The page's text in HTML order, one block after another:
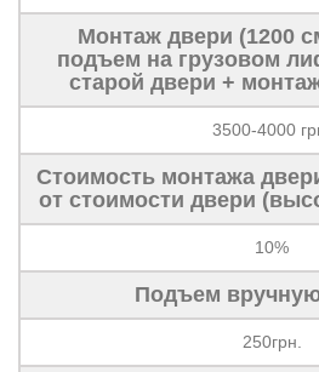
Монтаж двери (1200
подъем на грузовом
старой двери +
3500-4000
Стоимость монтажа
от стоимости двери
10%
Подъем
250грн.